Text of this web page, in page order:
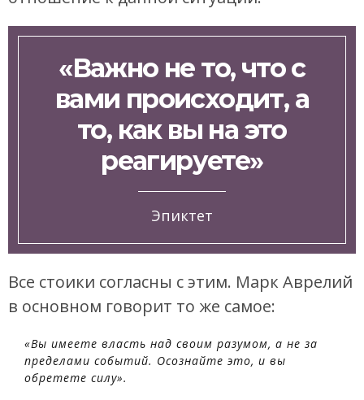
«Важно не то, что с
вами происходит, а
то, как вы на это
реагируете»
Эпиктет
Все стоики согласны с этим. Марк Аврелий
в основном говорит то же самое:
«Вы имеете власть над своим разумом, а не за
пределами событий. Осознайте это, и вы
обретете силу».